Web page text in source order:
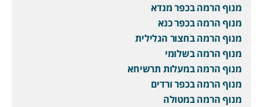
מנוף הרמה בכפר מנדא
מנוף הרמה בכפר כנא
מנוף הרמה בחצור הגלילית
מנוף הרמה בשלומי
מנוף הרמה במעלות תרשיחא
מנוף הרמה בכפר ורדים
מנוף הרמה במטולה